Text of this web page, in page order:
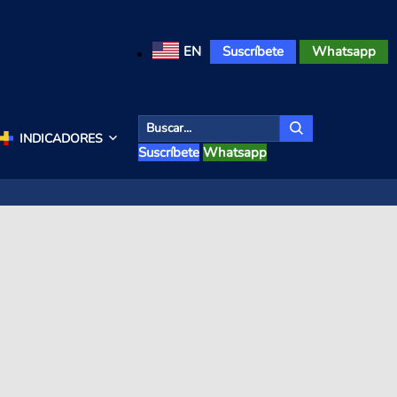
EN Suscríbete Whatsapp
INDICADORES
Suscríbete Whatsapp